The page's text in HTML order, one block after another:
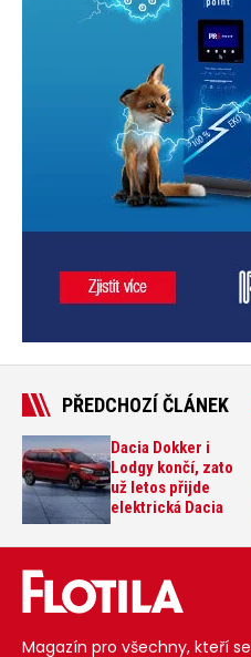
PŘEDCHOZÍ ČLÁNEK
Dacia Dokker i
Lodgy končí, zato
už letos přijde
elektrická Dacia
Magazín pro všechny, kteří